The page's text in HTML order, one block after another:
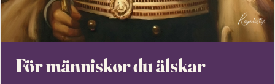
För människor du älskar